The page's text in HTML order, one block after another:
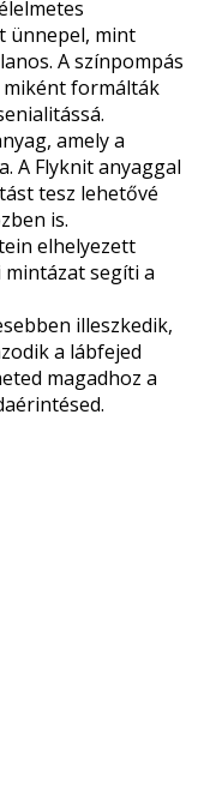
ünnepel, mint
A színpompás
miként formálták
amely a
A Flyknit anyaggal
tesz lehetővé
is.
elhelyezett
segíti a
illeszkedik,
a lábfejed
magadhoz a